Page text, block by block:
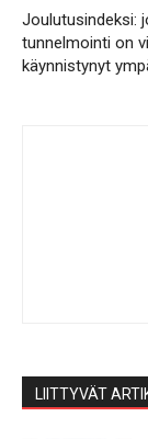
Joulutusindeksi:
tunnelmointi on
käynnistynyt
LIITTYVÄT